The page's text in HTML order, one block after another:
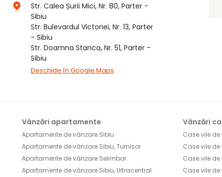
Str. Calea Șurii Mici, Nr. 80, Parter -
Sibiu
Str. Bulevardul Victoriei, Nr. 13, Parter
- Sibiu
Str. Doamna Stanca, Nr. 51, Parter -
Sibiu
Deschide în Google Maps
Vânzări apartamente
Apartamente de vânzare Sibiu
Apartamente de vânzare Sibiu, Turnisor
Apartamente de vânzare Selimbar
Apartamente de vânzare Sibiu, Ultracentral
Vânzări
Case vile
Case vile
Case vile de
Case vile